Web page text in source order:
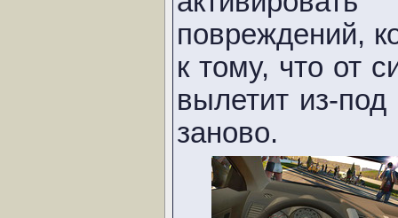
повреждений,
к тому, что от
вылетит из-под
заново.